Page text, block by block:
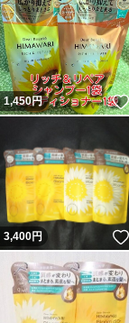
1,450円
3,400円